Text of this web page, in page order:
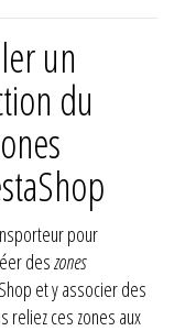
un
du
pour
deszones
et y associer des
reliez ces zones aux